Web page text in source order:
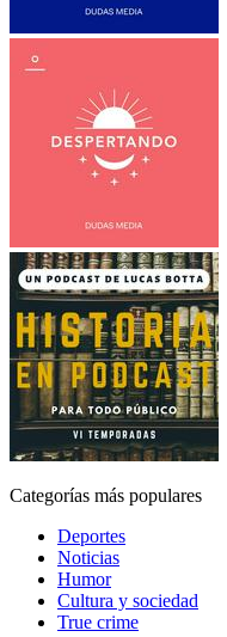
Categorías más populares
Deportes
Noticias
Humor
Cultura y sociedad
True crime